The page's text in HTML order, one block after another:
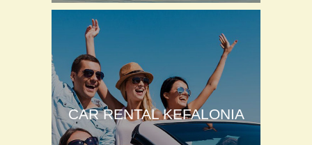
CAR RENTAL KEFALONIA